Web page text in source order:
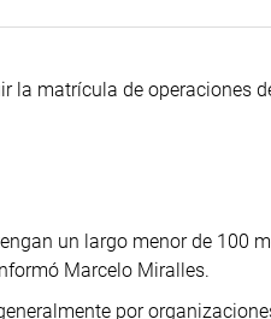
la matrícula de operaciones
un largo menor de 100
Marcelo Miralles.
por